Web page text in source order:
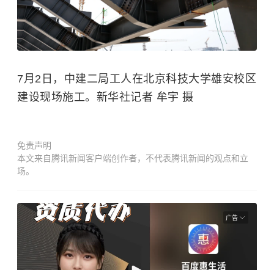
7月2日，中建二局工人在北京科技大学雄安校区
建设现场施工。新华社记者 牟宇 摄
免责声明
本文来自腾讯新闻客户端创作者，不代表腾讯新闻的观点和立
场。
广告